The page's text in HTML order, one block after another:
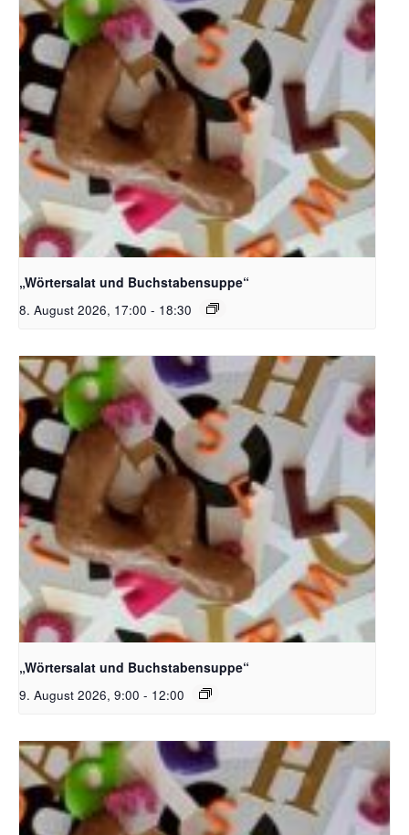
Bildquelle_ Pixabay Free_Christoph Meinersmann
„Wörtersalat und Buchstabensuppe“
8. August 2026, 17:00 - 18:30
Bildquelle_ Pixabay Free_Christoph Meinersmann
„Wörtersalat und Buchstabensuppe“
9. August 2026, 9:00 - 12:00